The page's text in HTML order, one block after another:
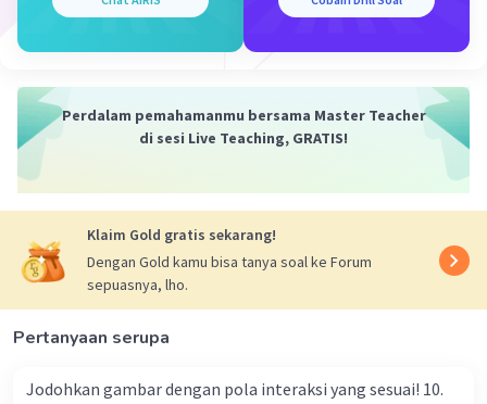
Perdalam pemahamanmu bersama Master Teacher
di sesi Live Teaching, GRATIS!
Klaim Gold gratis sekarang!
Dengan Gold kamu bisa tanya soal ke Forum
sepuasnya, lho.
Pertanyaan serupa
Jodohkan gambar dengan pola interaksi yang sesuai! 10.